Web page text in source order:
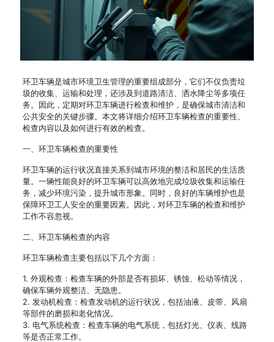
环卫车辆是城市环境卫生管理的重要组成部分，它们不仅负责垃
圾的收集、运输和处理，还涉及到道路清洁、洒水降尘等多项任
务。因此，定期对环卫车辆进行检查和维护，是确保城市清洁和
公共安全的关键步骤。本文将详细介绍环卫车辆检查的重要性、
检查内容以及如何进行有效的检查。
一、环卫车辆检查的重要性
环卫车辆的运行状况直接关系到城市环境的整洁和居民的生活质
量。一辆性能良好的环卫车辆可以高效地完成垃圾收集和运输任
务，减少环境污染，提升城市形象。同时，良好的车辆维护也是
保障环卫工人安全的重要因素。因此，对环卫车辆的检查和维护
工作不容忽视。
二、环卫车辆检查的内容
环卫车辆检查主要包括以下几个方面：
1. 外观检查：检查车辆的外部是否有损坏、锈蚀、松动等情况，
确保车辆外观整洁、无隐患。
2. 发动机检查：检查发动机的运行状况，包括油液、皮带、风扇
等部件的磨损和老化情况。
3. 电气系统检查：检查车辆的电气系统，包括灯光、仪表、线路
等是否正常工作。